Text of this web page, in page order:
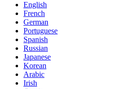
English
French
German
Portuguese
Spanish
Russian
Japanese
Korean
Arabic
Irish